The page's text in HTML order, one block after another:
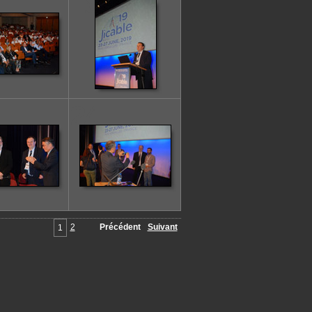
1 2 Précédent Suivant